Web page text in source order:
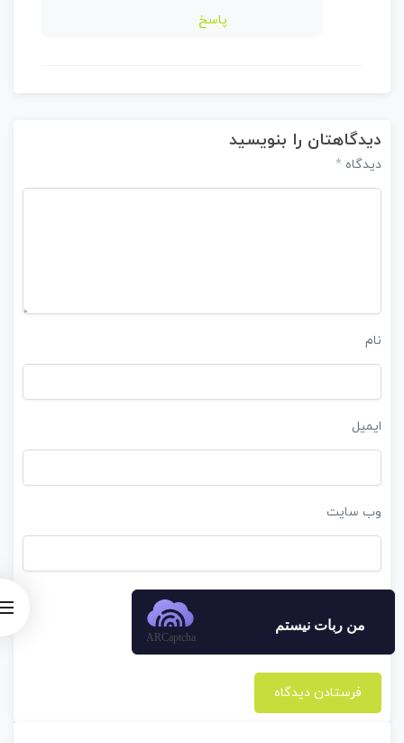
پاسخ
دیدگاهتان را بنویسید
دیدگاه *
نام
ایمیل
وب‌ سایت
من ربات نیستم
ARCaptcha